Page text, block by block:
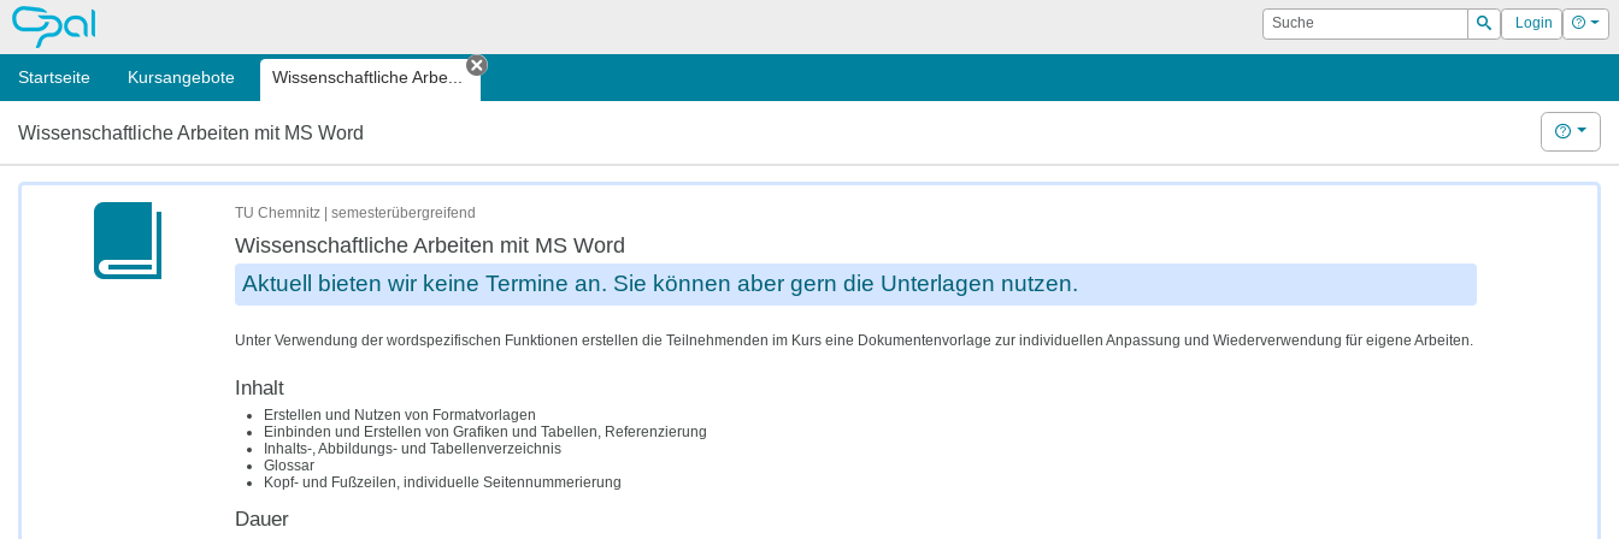
OPAL Suche
Suchen
Login Hilfe
Startseite Kursangebote Wissenschaftliche Arbe...
Tab schließen
Wissenschaftliche Arbeiten mit MS Word Hilfe
TU Chemnitz | semesterübergreifend
Wissenschaftliche Arbeiten mit MS Word
Aktuell bieten wir keine Termine an. Sie können aber gern die Unterlagen nutzen.
Unter Verwendung der wordspezifischen Funktionen erstellen die Teilnehmenden im Kurs eine Dokumentenvorlage zur individuellen Anpassung und Wiederverwendung für eigene Arbeiten.
Inhalt
Erstellen und Nutzen von Formatvorlagen
Einbinden und Erstellen von Grafiken und Tabellen, Referenzierung
Inhalts-, Abbildungs- und Tabellenverzeichnis
Glossar
Kopf- und Fußzeilen, individuelle Seitennummerierung
Dauer